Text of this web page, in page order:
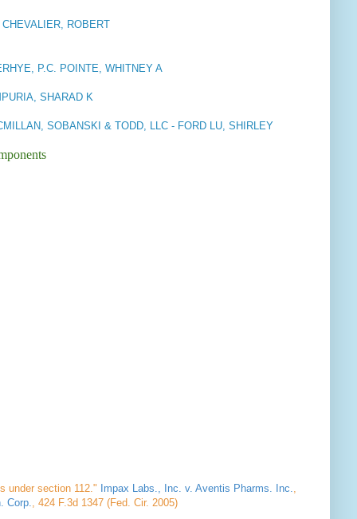
ROBERT
P.C. POINTE, WHITNEY A
SHARAD K
SOBANSKI & TODD, LLC - FORD LU, SHIRLEY
under section 112." Impax Labs., Inc. v. Aventis Pharms. Inc.,
Corp., 424 F.3d 1347 (Fed. Cir. 2005)